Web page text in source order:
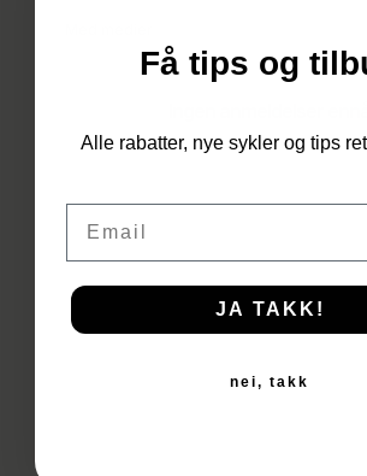
Du har ingen
Få tips og
Alle rabatter, nye sykler og tips
JA TAKK!
nei, takk